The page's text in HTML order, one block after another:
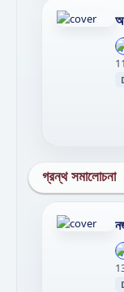
';
>
গ্রন্থ সমালোচনা
';
>